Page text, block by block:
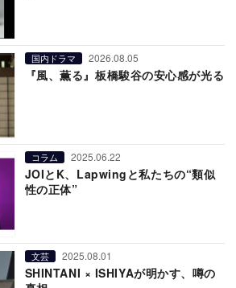
国内ドラマ 2026.08.05
『風、薫る』板橋駿谷の安心感が光る
コラム 2025.06.22
JOIとK、Lapwingと私たちの“類似
性の正体”
文芸 2025.08.01
SHINTANI × ISHIYAが明かす、噂の